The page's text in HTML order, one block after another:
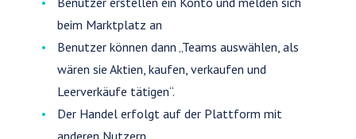
beim Marktplatz an
Benutzer können dann „Teams auswählen, als
wären sie Aktien, kaufen, verkaufen und
Leerverkäufe tätigen“.
Der Handel erfolgt auf der Plattform mit
anderen Nutzern